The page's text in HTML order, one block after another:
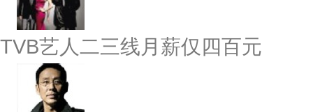
TVB艺人二三线月薪仅四百元